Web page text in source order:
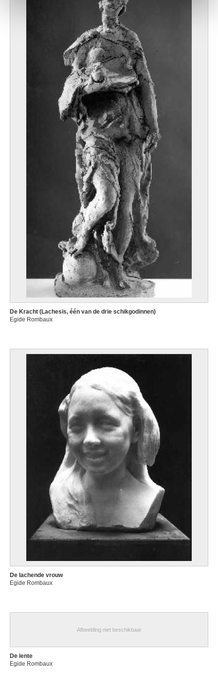
De Kracht (Lachesis, één van de drie schikgodinnen)
Egide Rombaux
De lachende vrouw
Egide Rombaux
Afbeelding niet beschikbaar
De lente
Egide Rombaux